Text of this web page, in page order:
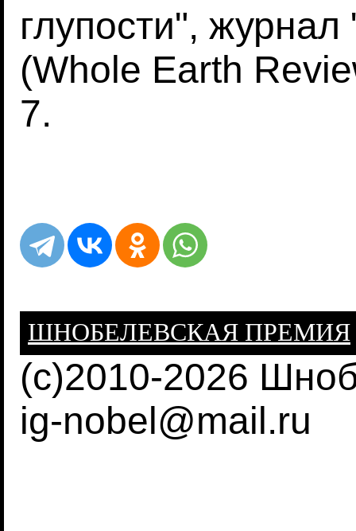
глупости",
(Whole Earth
7.
ШНОБЕЛЕВСКАЯ ПРЕМИЯ
(c)2010-2026
ig-nobel@mail.ru